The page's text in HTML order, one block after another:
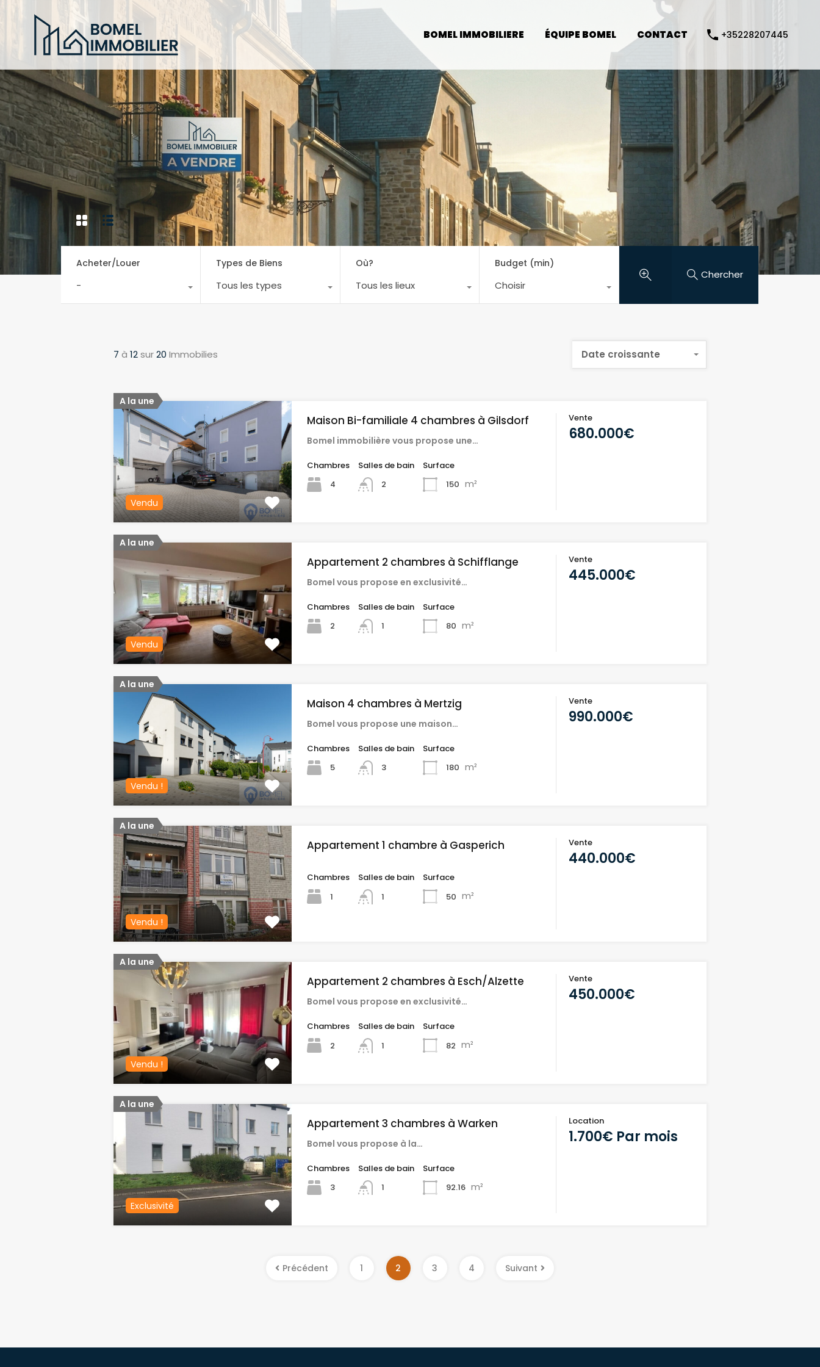
CONTACT
BOMEL IMMOBILIERE
ÉQUIPE BOMEL CONTACT +35228207445
Acheter/Louer
-
Types de Biens
Tous les types
Où?
Tous les lieux
Budget (min)
Choisir
Chercher
7 à 12 sur20 Immobilies Date croissante
A la une
Vendu
Maison Bi-familiale 4 chambres à Gilsdorf
Bomel immobilière vous propose une…
Chambres
4
Salles de bain
2
Surface
150 m²
Vente
680.000€
A la une
Vendu
Appartement 2 chambres à Schifflange
Bomel vous propose en exclusivité…
Chambres
2
Salles de bain
1
Surface
80 m²
Vente
445.000€
A la une
Vendu !
Maison 4 chambres à Mertzig
Bomel vous propose une maison…
Chambres
5
Salles de bain
3
Surface
180 m²
Vente
990.000€
A la une
Vendu !
Appartement 1 chambre à Gasperich
Chambres
1
Salles de bain
1
Surface
50 m²
Vente
440.000€
A la une
Vendu !
Appartement 2 chambres à Esch/Alzette
Bomel vous propose en exclusivité…
Chambres
2
Salles de bain
1
Surface
82 m²
Vente
450.000€
A la une
Exclusivité
Appartement 3 chambres à Warken
Bomel vous propose à la…
Chambres
3
Salles de bain
1
Surface
92.16 m²
Location
1.700€ Par mois
Précédent 1 2 3 4 Suivant